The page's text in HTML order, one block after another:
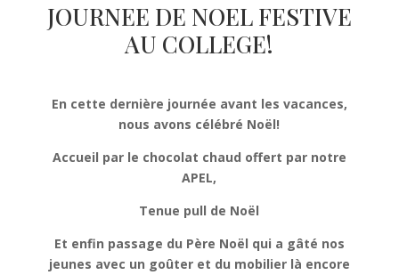
JOURNEE DE NOEL FESTIVE
AU COLLEGE!
En cette dernière journée avant les vacances,
nous avons célébré Noël!
Accueil par le chocolat chaud offert par notre
APEL,
Tenue pull de Noël
Et enfin passage du Père Noël qui a gâté nos
jeunes avec un goûter et du mobilier là encore